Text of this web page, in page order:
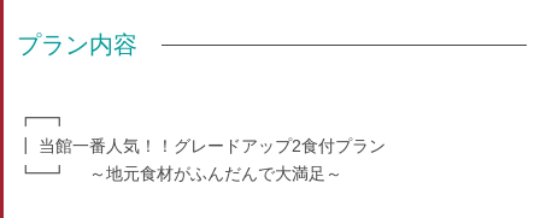
プラン内容
┏━┓
┃ 当館一番人気！！グレードアップ2食付プラン
┗━┛ ～地元食材がふんだんで大満足～